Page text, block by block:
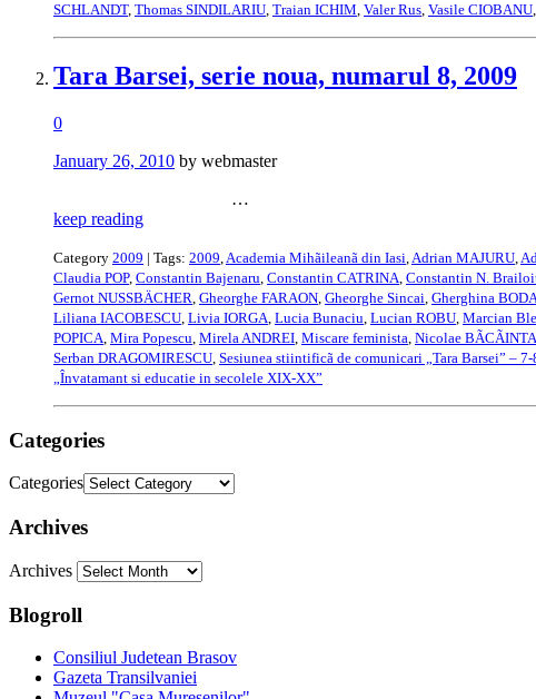
SCHLANDT, Thomas SINDILARIU, Traian ICHIM, Valer Rus, Vasile CIOBANU,
Tara Barsei, serie noua, numarul 8, 2009
0
January 26, 2010 by webmaster
…
keep reading
Category 2009 | Tags: 2009 Academia Mihãileanã din Iasi Adrian MAJURU
Claudia POP, Constantin Bajenaru Constantin CATRINA Constantin N.
Gernot NUSSBÄCHER Gheorghe FARAON Gheorghe Sincai Gherghina BODA
Liliana IACOBESCU Livia IORGA Lucia Bunaciu Lucian ROBU Marcian
POPICA Mira Popescu Mirela ANDREI Miscare feminista Nicolae
Serban DRAGOMIRESCU Sesiunea stiintificã de comunicari „Tara Barsei” –
„Învatamant si educatie in secolele XIX-XX”
Categories
Categories
Archives
Archives
Blogroll
Consiliul Judetean Brasov
Gazeta Transilvaniei